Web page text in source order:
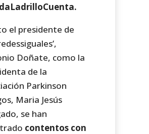
el presidente de
Doñate, como la
de la
Parkinson
Maria Jesús
se han
contentos con